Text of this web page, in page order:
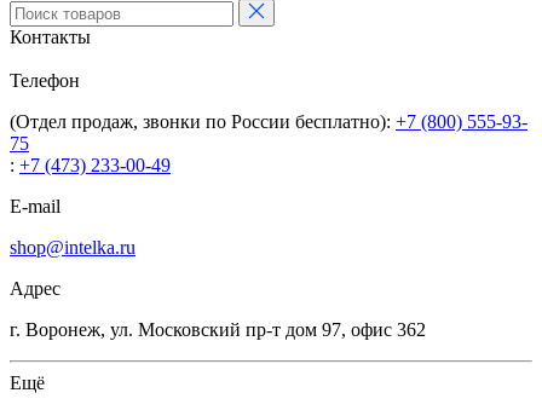
Контакты
Телефон
(Отдел продаж, звонки по России бесплатно): +7 (800) 555-93-
75
: +7 (473) 233-00-49
E-mail
shop@intelka.ru
Адрес
г. Воронеж, ул. Московский пр-т дом 97, офис 362
Ещё